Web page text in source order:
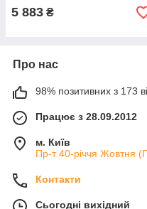
5 883 ₴
Про нас
98% позитивних з 173
Працює з 28.09.2012
м. Київ
Пр-т 40-річчя Жовтня
Контакти
Сьогодні вихідний